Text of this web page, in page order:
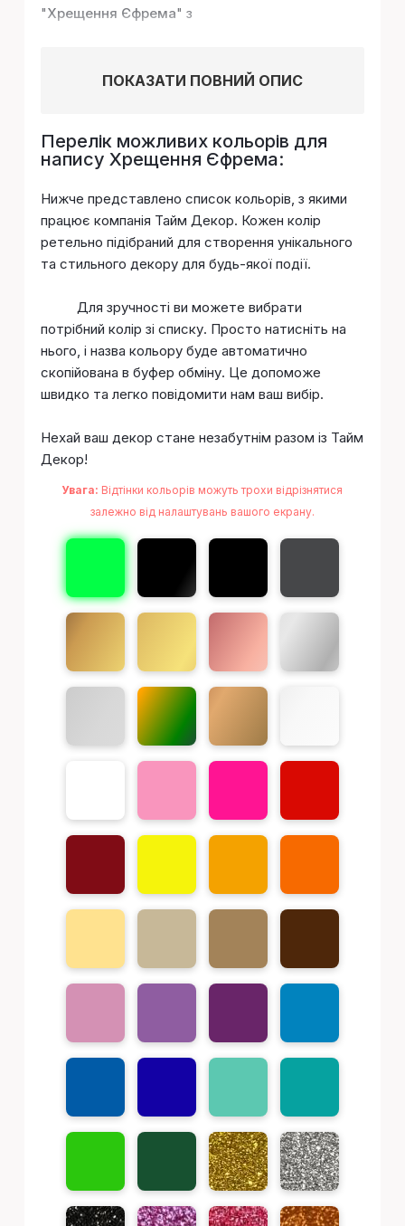
"Хрещення Єфрема" з
ПОКАЗАТИ ПОВНИЙ ОПИС
Перелік можливих кольорів для
напису Хрещення Єфрема:
Нижче представлено список кольорів, з якими
працює компанія Тайм Декор. Кожен колір
ретельно підібраний для створення унікального
та стильного декору для будь-якої події.
Для зручності ви можете вибрати
потрібний колір зі списку. Просто натисніть на
нього, і назва кольору буде автоматично
скопійована в буфер обміну. Це допоможе
швидко та легко повідомити нам ваш вибір.
Нехай ваш декор стане незабутнім разом із Тайм
Декор!
Увага: Відтінки кольорів можуть трохи відрізнятися
залежно від налаштувань вашого екрану.